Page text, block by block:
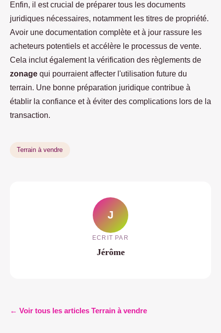
Enfin, il est crucial de préparer tous les documents
juridiques nécessaires, notamment les titres de propriété.
Avoir une documentation complète et à jour rassure les
acheteurs potentiels et accélère le processus de vente.
Cela inclut également la vérification des règlements de
zonage qui pourraient affecter l'utilisation future du
terrain. Une bonne préparation juridique contribue à
établir la confiance et à éviter des complications lors de la
transaction.
Terrain à vendre
J
ECRIT PAR
Jérôme
← Voir tous les articles Terrain à vendre